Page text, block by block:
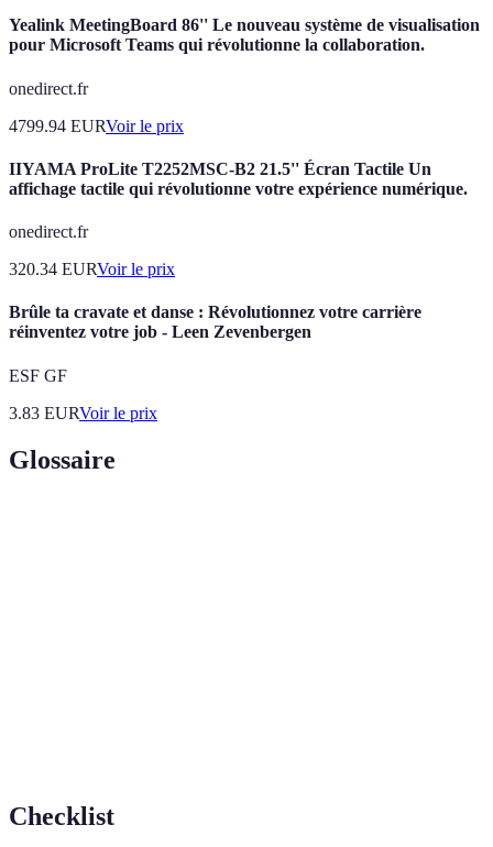
Yealink MeetingBoard 86'' Le nouveau système de visualisation
pour Microsoft Teams qui révolutionne la collaboration.
onedirect.fr
4799.94 EURVoir le prix
IIYAMA ProLite T2252MSC-B2 21.5'' Écran Tactile Un
affichage tactile qui révolutionne votre expérience numérique.
onedirect.fr
320.34 EURVoir le prix
Brûle ta cravate et danse : Révolutionnez votre carrière
réinventez votre job - Leen Zevenbergen
ESF GF
3.83 EURVoir le prix
Glossaire
Checklist